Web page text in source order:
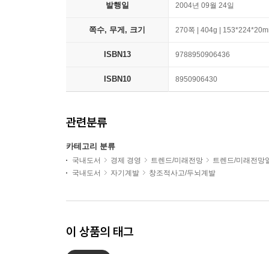
발행일 2004년 09월 24일
쪽수, 무게, 크기 270쪽 | 404g |
ISBN13 9788950906436
ISBN10 8950906430
관련분류
카테고리 분류
국내도서 경제 경영 트렌드/미래전망
트렌드/미래전망
국내도서
자기계발 창조적사고/두뇌계발
이 상품의 태그